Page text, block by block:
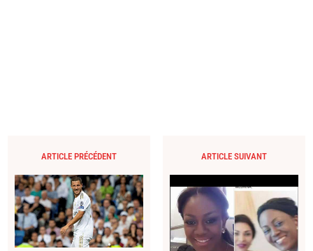
ARTICLE PRÉCÉDENT ARTICLE SUIVANT